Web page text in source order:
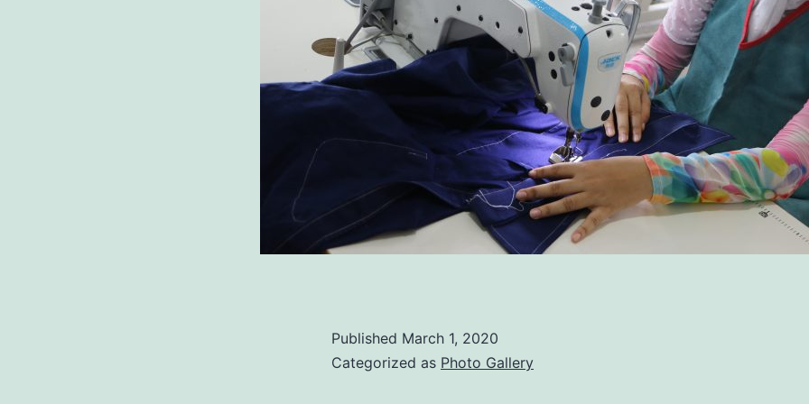
Published March 1, 2020
Categorized as Photo Gallery